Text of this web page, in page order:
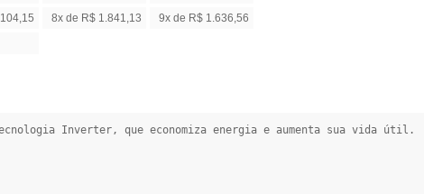
8x de R$ 1.841,13
9x de R$ 1.636,56
Inverter, que economiza energia e aumenta sua vida útil.